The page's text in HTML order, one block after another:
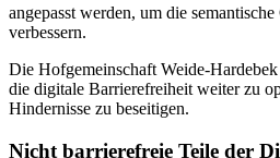
angepasst werden, um die
verbessern.
Die Hofgemeinschaft Weide-
die digitale Barrierefreiheit weiter zu
Hindernisse zu beseitigen.
Nicht barrierefreie Teile der